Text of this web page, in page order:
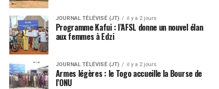
JOURNAL TÉLÉVISÉ (JT) il y a 2 jours
Programme Kafui : l’AFSL donne un nouvel élan
aux femmes à Edzi
JOURNAL TÉLÉVISÉ (JT) il y a 2 jours
Armes légères : le Togo accueille la Bourse de
l’ONU